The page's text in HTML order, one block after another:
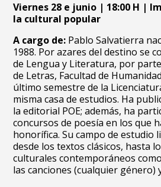
Viernes 28 e junio | 18:00 H |
la cultural popular
A cargo de: Pablo Salvatierra
1988. Por azares del destino se
de Lengua y Literatura, por
de Letras, Facultad de
último semestre de la
misma casa de estudios. Ha
la editorial POE; además, ha
concursos de poesía en los que
honorífica. Su campo de estudio
desde los textos clásicos, hasta
culturales contemporáneos
las canciones (cualquier género)